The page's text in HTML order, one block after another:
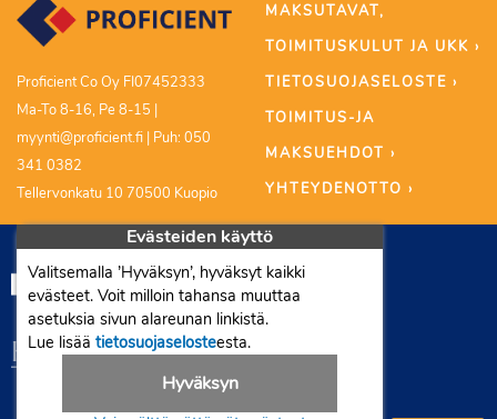
Proficient Co Oy FI07452333
Ma-To 8-16, Pe 8-15 |
myynti@proficient.fi | Puh: 050
341 0382
Tellervonkatu 10 70500 Kuopio
MAKSUTAVAT,
TOIMITUSKULUT JA UKK ›
TIETOSUOJASELOSTE ›
TOIMITUS-JA
MAKSUEHDOT ›
YHTEYDENOTTO ›
Evästeiden käyttö
Valitsemalla ’Hyväksyn’, hyväksyt kaikki
evästeet. Voit milloin tahansa muuttaa
asetuksia sivun alareunan linkistä.
Lue lisää tietosuojaselosteesta.
Hyväksyn